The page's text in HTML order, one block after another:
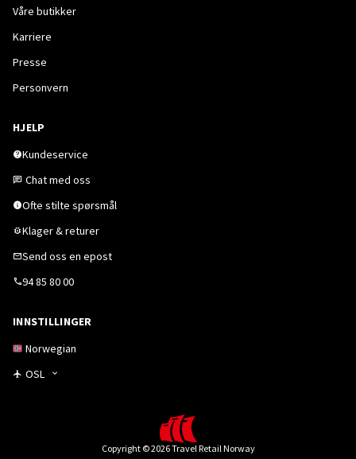
Våre butikker
Karriere
Presse
Personvern
HJELP
Kundeservice
Chat med oss
Ofte stilte spørsmål
Klager & returer
Send oss en epost
94 85 80 00
INNSTILLINGER
Norwegian
OSL
Copyright © 2026 Travel Retail Norway